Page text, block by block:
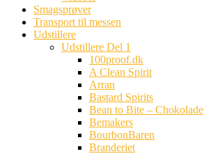
Smagsprøver
Transport til messen
Udstillere
Udstillere Del 1
100proof.dk
A Clean Spirit
Arran
Bastard Spirits
Bean to Bite – Chokolade
Bemakers
BourbonBaren
Branderiet